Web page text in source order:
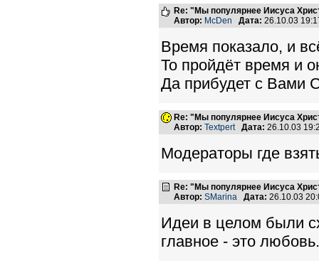
Re: "Мы популярнее Иисуса
Автор: McDen Дата: 26.10.03
Время показало, и
То пройдёт время и
Да прибудет с Вами
Re: "Мы популярнее Иисуса
Автор: Textpert Дата: 26.10.03
Модераторы где
Re: "Мы популярнее Иисуса
Автор: SMarina Дата: 26.10.03
Идеи в целом были
главное - это любовь.